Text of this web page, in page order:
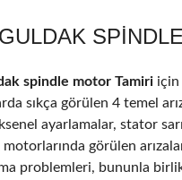
spindle motor Tamiri için
sıkça görülen 4 temel
ayarlamalar, stator
görülen
problemleri, bununla